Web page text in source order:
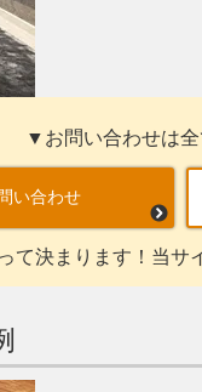
▼お問い合わせは
い合わせ
て決まります！当サ